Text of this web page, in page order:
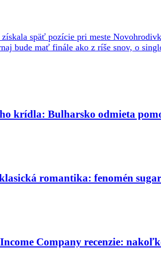
späť pozície pri meste
bude mať finále ako z ríše snov, o
krídla: Bulharsko odmieta
romantika: fenomén
Company recenzie: